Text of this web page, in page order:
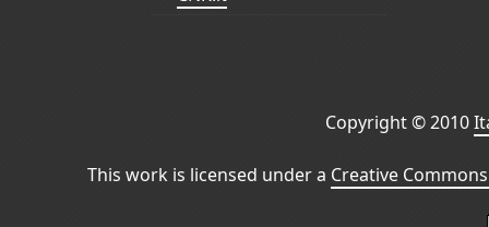
Copyright © 2010
This work is licensed under a Creative